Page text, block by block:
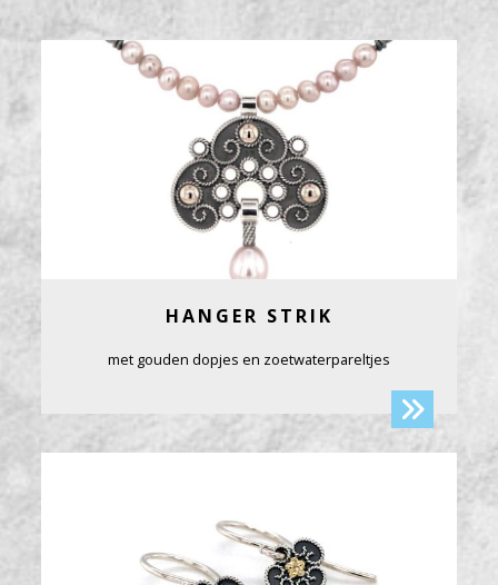
HANGER STRIK
met gouden dopjes en zoetwaterpareltjes